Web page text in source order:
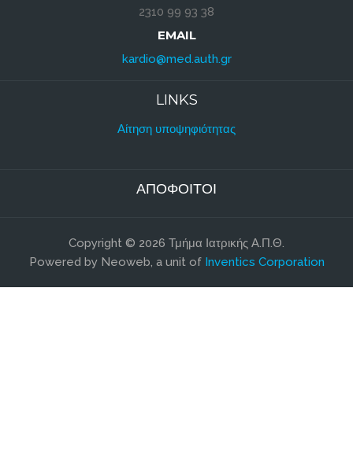
2310 99 93 38
EMAIL
kardio@med.auth.gr
LINKS
Αίτηση υποψηφιότητας
ΑΠΌΦΟΙΤΟΙ
Copyright © 2026 Τμήμα Ιατρικής Α.Π.Θ.
Powered by Neoweb, a unit of Inventics Corporation